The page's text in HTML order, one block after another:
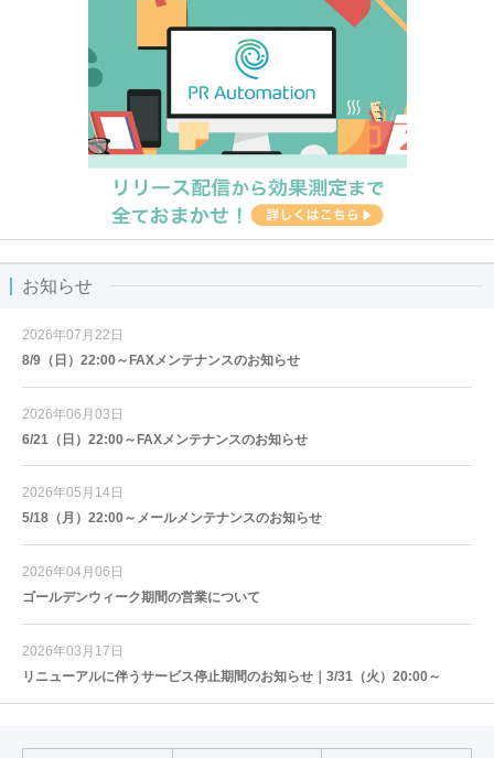
お知らせ
2026年07月22日
8/9（日）22:00～FAXメンテナンスのお知らせ
2026年06月03日
6/21（日）22:00～FAXメンテナンスのお知らせ
2026年05月14日
5/18（月）22:00～メールメンテナンスのお知らせ
2026年04月06日
ゴールデンウィーク期間の営業について
2026年03月17日
リニューアルに伴うサービス停止期間のお知らせ｜3/31（火）20:00～